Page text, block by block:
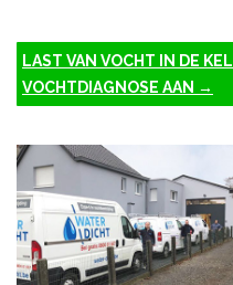
LAST VAN VOCHT IN DE
VOCHTDIAGNOSE AAN →